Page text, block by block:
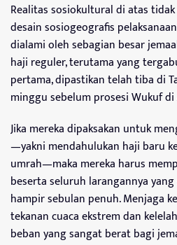
Realitas sosiokultural di atas
desain sosiogeografis
dialami oleh sebagian besar
haji reguler, terutama yang
pertama, dipastikan telah tiba di
minggu sebelum prosesi Wukuf
Jika mereka dipaksakan untuk
—yakni mendahulukan haji baru
umrah—maka mereka harus
beserta seluruh larangannya
hampir sebulan penuh. Menjaga
tekanan cuaca ekstrem dan
beban yang sangat berat bagi